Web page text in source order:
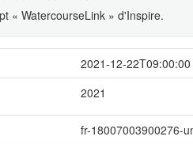
« WatercourseLink » d'Inspire.
2021-12-22T09:00:00
2021
fr-18007003900276-